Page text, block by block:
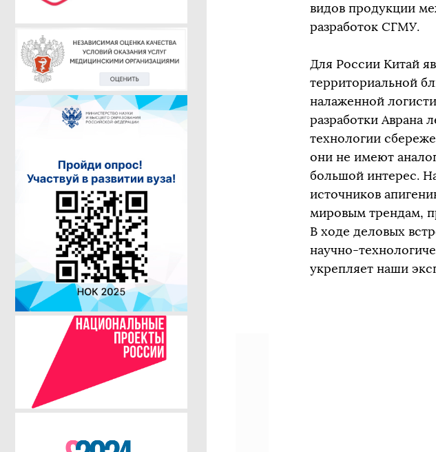
видов продукции
разработок СГМУ.
Для России Китай
территориальной
налаженной
разработки Аврана
технологии
они не имеют
большой интерес.
источников
мировым трендам,
В ходе деловых
научно-
укрепляет наши